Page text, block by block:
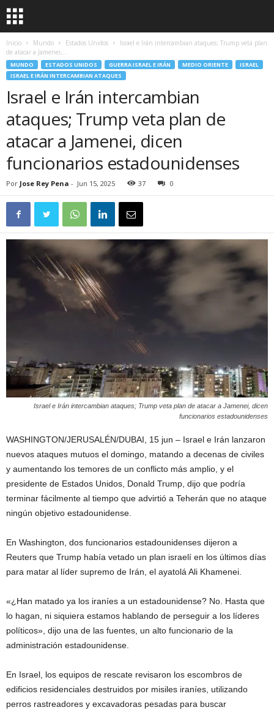
Inicio Mundo Estados Unidos
Israel e Irán intercambian ataques; Trump veta plan
de atacar a Jamenei,...
MUNDO ESTADOS UNIDOS GUERRA ISRAEL E IRÁN MEDIO ORIENTE
ISRAEL
ISRAEL E IRÁN INTERCAMBIAN ATAQUES
Israel e Irán intercambian
ataques; Trump veta plan de
atacar a Jamenei, dicen
funcionarios estadounidenses
Por Jose Rey Pena - Jun 15, 2025 37 0
Israel e Irán intercambian ataques; Trump veta plan de atacar a Jamenei, dicen
funcionarios estadounidenses
WASHINGTON/JERUSALÉN/DUBAI, 15 jun – Israel e Irán lanzaron
nuevos ataques mutuos el domingo, matando a decenas de civiles
y aumentando los temores de un conflicto más amplio, y el
presidente de Estados Unidos, Donald Trump, dijo que podría
terminar fácilmente al tiempo que advirtió a Teherán que no ataque
ningún objetivo estadounidense.
En Washington, dos funcionarios estadounidenses dijeron a
Reuters que Trump había vetado un plan israelí en los últimos días
para matar al líder supremo de Irán, el ayatolá Ali Khamenei.
«¿Han matado ya los iraníes a un estadounidense? No. Hasta que
lo hagan, ni siquiera estamos hablando de perseguir a los líderes
políticos», dijo una de las fuentes, un alto funcionario de la
administración estadounidense.
En Israel, los equipos de rescate revisaron los escombros de
edificios residenciales destruidos por misiles iraníes, utilizando
perros rastreadores y excavadoras pesadas para buscar